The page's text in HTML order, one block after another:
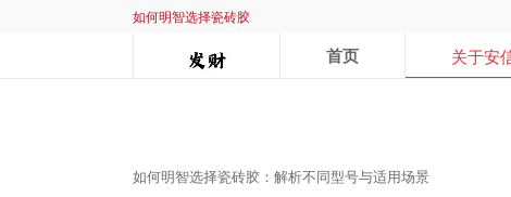
如何明智选择瓷砖胶
首页 关于安
如何明智选择瓷砖胶：解析不同型号与适用场景